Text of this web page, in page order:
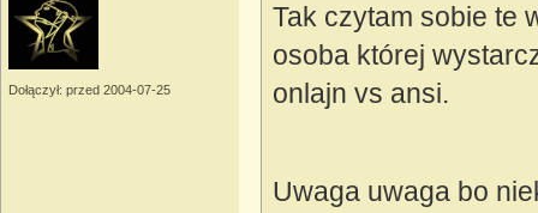
Dołączył: przed 2004-07-25
Tak czytam sobie te
osoba której
onlajn vs ansi.
Uwaga uwaga bo